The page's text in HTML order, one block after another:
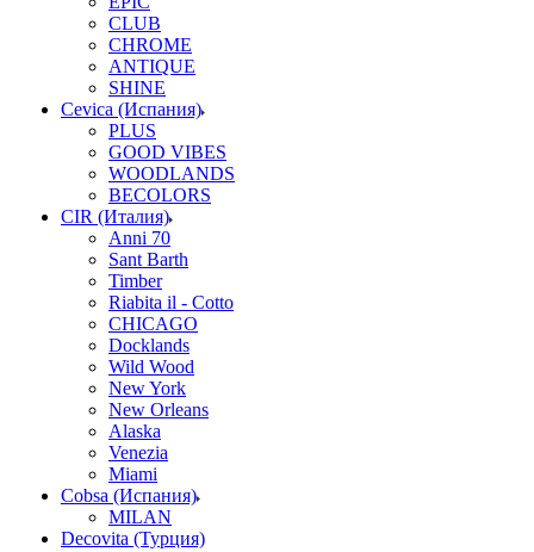
CLUB
CHROME
ANTIQUE
SHINE
Cevica (Испания)
PLUS
GOOD VIBES
WOODLANDS
BECOLORS
CIR (Италия)
Anni 70
Sant Barth
Timber
Riabita il - Cotto
CHICAGO
Docklands
Wild Wood
New York
New Orleans
Alaska
Venezia
Miami
Cobsa (Испания)
MILAN
Decovita (Турция)